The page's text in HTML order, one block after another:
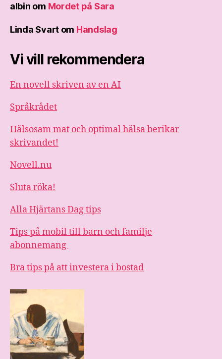
albin om Mordet på Sara
Linda Svart om Handslag
Vi vill rekommendera
En novell skriven av en AI
Språkrådet
Hälsosam mat och optimal hälsa berikar
skrivandet!
Novell.nu
Sluta röka!
Alla Hjärtans Dag tips
Tips på mobil till barn och familje
abonnemang
Bra tips på att investera i bostad